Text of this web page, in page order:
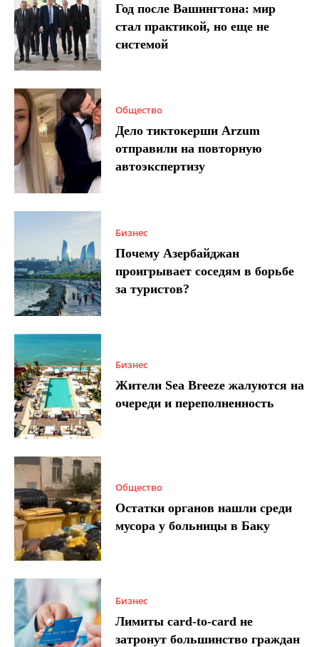
Год после Вашингтона: мир
стал практикой, но еще не
системой
Общество
Дело тиктокерши Arzum
отправили на повторную
автоэкспертизу
Бизнес
Почему Азербайджан
проигрывает соседям в борьбе
за туристов?
Бизнес
Жители Sea Breeze жалуются на
очереди и переполненность
Общество
Остатки органов нашли среди
мусора у больницы в Баку
Бизнес
Лимиты card-to-card не
затронут большинство граждан